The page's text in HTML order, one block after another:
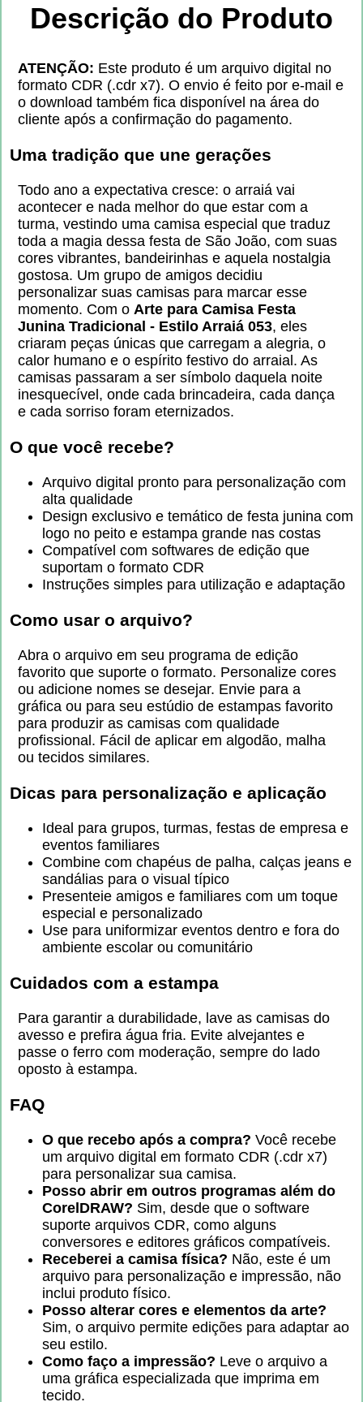
Descrição do Produto
ATENÇÃO: Este produto é um arquivo digital no
formato CDR (.cdr x7). O envio é feito por e-mail e
o download também fica disponível na área do
cliente após a confirmação do pagamento.
Uma tradição que une gerações
Todo ano a expectativa cresce: o arraiá vai
acontecer e nada melhor do que estar com a
turma, vestindo uma camisa especial que traduz
toda a magia dessa festa de São João, com suas
cores vibrantes, bandeirinhas e aquela nostalgia
gostosa. Um grupo de amigos decidiu
personalizar suas camisas para marcar esse
momento. Com o Arte para Camisa Festa
Junina Tradicional - Estilo Arraiá 053, eles
criaram peças únicas que carregam a alegria, o
calor humano e o espírito festivo do arraial. As
camisas passaram a ser símbolo daquela noite
inesquecível, onde cada brincadeira, cada dança
e cada sorriso foram eternizados.
O que você recebe?
Arquivo digital pronto para personalização com
alta qualidade
Design exclusivo e temático de festa junina com
logo no peito e estampa grande nas costas
Compatível com softwares de edição que
suportam o formato CDR
Instruções simples para utilização e adaptação
Como usar o arquivo?
Abra o arquivo em seu programa de edição
favorito que suporte o formato. Personalize cores
ou adicione nomes se desejar. Envie para a
gráfica ou para seu estúdio de estampas favorito
para produzir as camisas com qualidade
profissional. Fácil de aplicar em algodão, malha
ou tecidos similares.
Dicas para personalização e aplicação
Ideal para grupos, turmas, festas de empresa e
eventos familiares
Combine com chapéus de palha, calças jeans e
sandálias para o visual típico
Presenteie amigos e familiares com um toque
especial e personalizado
Use para uniformizar eventos dentro e fora do
ambiente escolar ou comunitário
Cuidados com a estampa
Para garantir a durabilidade, lave as camisas do
avesso e prefira água fria. Evite alvejantes e
passe o ferro com moderação, sempre do lado
oposto à estampa.
FAQ
O que recebo após a compra? Você recebe
um arquivo digital em formato CDR (.cdr x7)
para personalizar sua camisa.
Posso abrir em outros programas além do
CorelDRAW? Sim, desde que o software
suporte arquivos CDR, como alguns
conversores e editores gráficos compatíveis.
Receberei a camisa física? Não, este é um
arquivo para personalização e impressão, não
inclui produto físico.
Posso alterar cores e elementos da arte?
Sim, o arquivo permite edições para adaptar ao
seu estilo.
Como faço a impressão? Leve o arquivo a
uma gráfica especializada que imprima em
tecido.